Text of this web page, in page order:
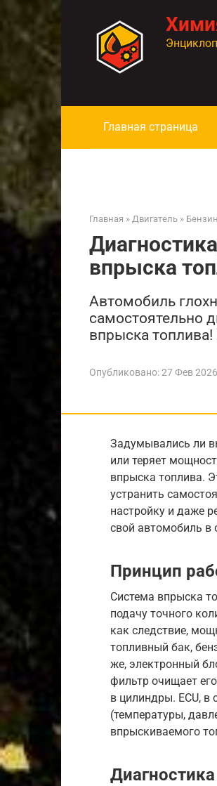
контенту
Главная страница
Главная » Двигатель »
впрыска
Автомобиль
самостоятельно
впрыска
Опубликовано:27 Фев 2026
Задумывались ли
или теряет
впрыска топлива.
устранить
настройку и даже
свой автомобиль в
Принцип
Система впрыска
подачу точного
как следствие,
топливный бак,
же, электронный
фильтр очищает
в цилиндры. ECU,
(температуры,
впрыскиваемого